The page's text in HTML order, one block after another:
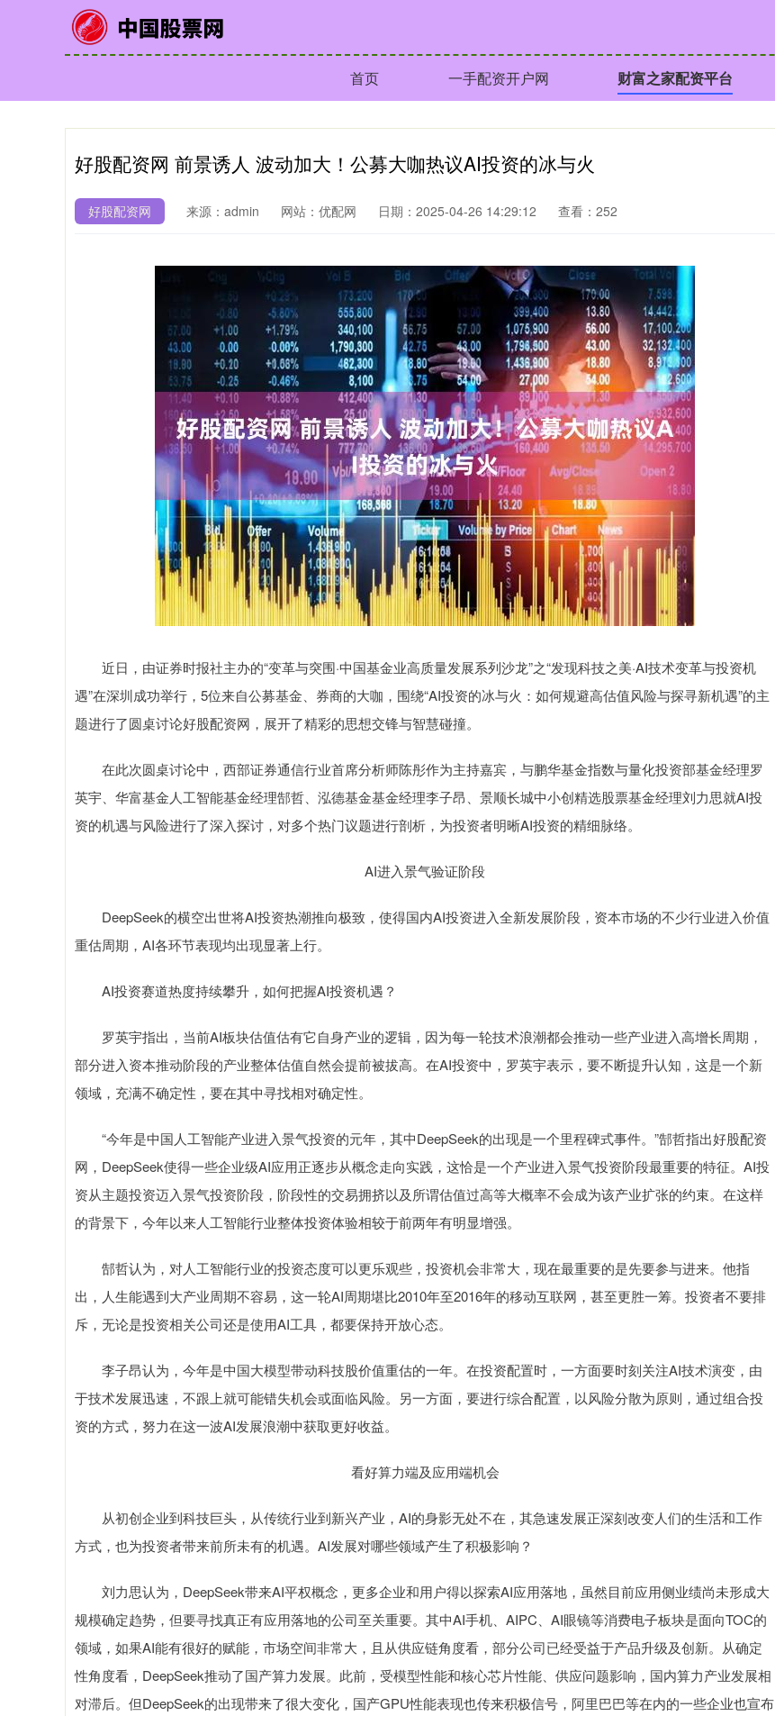
首页 一手配资开户网 财富之家配资平台
好股配资网 前景诱人 波动加大！公募大咖热议AI投资的冰与火
好股配资网 来源：admin 网站：优配网 日期：2025-04-26 14:29:12 查看：252
近日，由证券时报社主办的“变革与突围·中国基金业高质量发展系列沙龙”之“发现科技之美·AI技术变革与投资机
遇”在深圳成功举行，5位来自公募基金、券商的大咖，围绕“AI投资的冰与火：如何规避高估值风险与探寻新机遇”的主
题进行了圆桌讨论好股配资网，展开了精彩的思想交锋与智慧碰撞。
在此次圆桌讨论中，西部证券通信行业首席分析师陈彤作为主持嘉宾，与鹏华基金指数与量化投资部基金经理罗
英宇、华富基金人工智能基金经理郜哲、泓德基金基金经理李子昂、景顺长城中小创精选股票基金经理刘力思就AI投
资的机遇与风险进行了深入探讨，对多个热门议题进行剖析，为投资者明晰AI投资的精细脉络。
AI进入景气验证阶段
DeepSeek的横空出世将AI投资热潮推向极致，使得国内AI投资进入全新发展阶段，资本市场的不少行业进入价值
重估周期，AI各环节表现均出现显著上行。
AI投资赛道热度持续攀升，如何把握AI投资机遇？
罗英宇指出，当前AI板块估值估有它自身产业的逻辑，因为每一轮技术浪潮都会推动一些产业进入高增长周期，
部分进入资本推动阶段的产业整体估值自然会提前被拔高。在AI投资中，罗英宇表示，要不断提升认知，这是一个新
领域，充满不确定性，要在其中寻找相对确定性。
“今年是中国人工智能产业进入景气投资的元年，其中DeepSeek的出现是一个里程碑式事件。”郜哲指出好股配资
网，DeepSeek使得一些企业级AI应用正逐步从概念走向实践，这恰是一个产业进入景气投资阶段最重要的特征。AI投
资从主题投资迈入景气投资阶段，阶段性的交易拥挤以及所谓估值过高等大概率不会成为该产业扩张的约束。在这样
的背景下，今年以来人工智能行业整体投资体验相较于前两年有明显增强。
郜哲认为，对人工智能行业的投资态度可以更乐观些，投资机会非常大，现在最重要的是先要参与进来。他指
出，人生能遇到大产业周期不容易，这一轮AI周期堪比2010年至2016年的移动互联网，甚至更胜一筹。投资者不要排
斥，无论是投资相关公司还是使用AI工具，都要保持开放心态。
李子昂认为，今年是中国大模型带动科技股价值重估的一年。在投资配置时，一方面要时刻关注AI技术演变，由
于技术发展迅速，不跟上就可能错失机会或面临风险。另一方面，要进行综合配置，以风险分散为原则，通过组合投
资的方式，努力在这一波AI发展浪潮中获取更好收益。
看好算力端及应用端机会
从初创企业到科技巨头，从传统行业到新兴产业，AI的身影无处不在，其急速发展正深刻改变人们的生活和工作
方式，也为投资者带来前所未有的机遇。AI发展对哪些领域产生了积极影响？
刘力思认为，DeepSeek带来AI平权概念，更多企业和用户得以探索AI应用落地，虽然目前应用侧业绩尚未形成大
规模确定趋势，但要寻找真正有应用落地的公司至关重要。其中AI手机、AIPC、AI眼镜等消费电子板块是面向TOC的
领域，如果AI能有很好的赋能，市场空间非常大，且从供应链角度看，部分公司已经受益于产品升级及创新。从确定
性角度看，DeepSeek推动了国产算力发展。此前，受模型性能和核心芯片性能、供应问题影响，国内算力产业发展相
对滞后。但DeepSeek的出现带来了很大变化，国产GPU性能表现也传来积极信号，阿里巴巴等在内的一些企业也宣布